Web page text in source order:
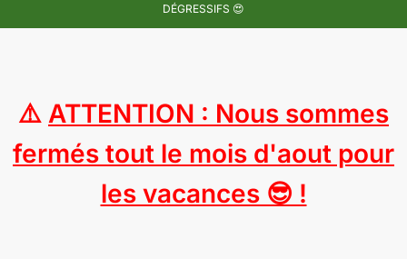
DÉGRESSIFS 😍
⚠️ ATTENTION : Nous sommes
fermés tout le mois d'aout pour
les vacances 😎 !